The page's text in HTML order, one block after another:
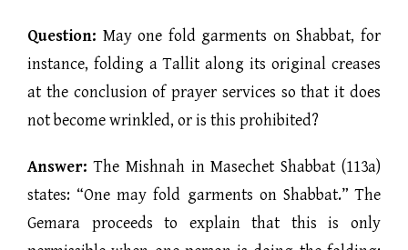
Question: May one fold garments on Shabbat, for
instance, folding a Tallit along its original creases
at the conclusion of prayer services so that it does
not become wrinkled, or is this prohibited?
Answer:The Mishnah in Masechet Shabbat (113a)
states: “One may fold garments on Shabbat.” The
Gemara proceeds to explain that this is only